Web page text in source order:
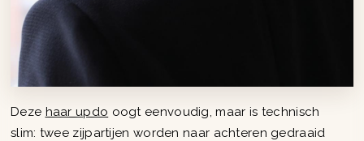
Deze haar updo oogt eenvoudig, maar is technisch
slim: twee zijpartijen worden naar achteren gedraaid